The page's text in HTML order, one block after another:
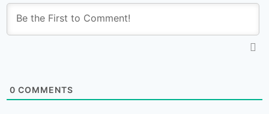
0 COMMENTS